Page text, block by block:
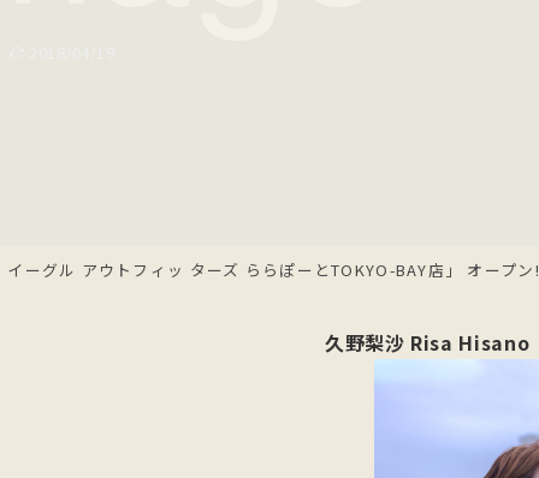
イーグル アウトフィッ ターズ ららぽーとTOKYO-BAY店」 オープン!
久野梨沙 Risa Hisano